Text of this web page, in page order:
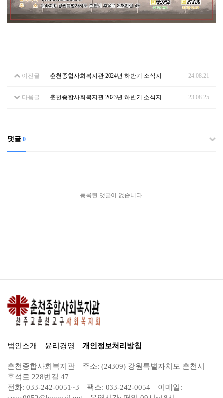
이전글 춘천종합사회복지관 2024년 하반기 소식지 24.08.21
다음글 춘천종합사회복지관 2023년 하반기 소식지 23.08.25
댓글 0
등록된 댓글이 없습니다.
법인소개 윤리경영 개인정보처리방침
춘천종합사회복지관
주소: (24309) 강원특별자치도 춘천시
후석로 228번길 47
전화: 033-242-0051~3
팩스: 033-242-0054
이메일: